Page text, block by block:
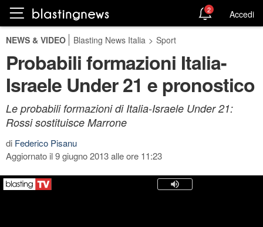
2 Accedi
NEWS & VIDEO Blasting News Italia > Sport
Probabili formazioni Italia-
Israele Under 21 e pronostico
Le probabili formazioni di Italia-Israele Under 21:
Rossi sostituisce Marrone
di Federico Pisanu
Aggiornato il 9 giugno 2013 alle ore 11:23